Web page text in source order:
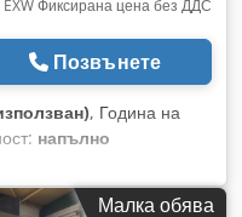
EXW Фиксирана цена без ДДС
Позвънете
, Година на
напълно
по ост X:
оста Z:950 мм,
Малка обява